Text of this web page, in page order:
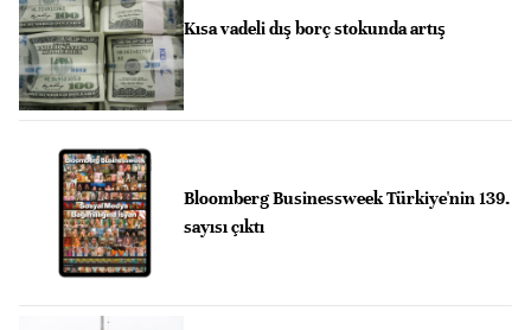
Kısa vadeli dış borç stokunda artış
Bloomberg Businessweek Türkiye'nin 139.
sayısı çıktı